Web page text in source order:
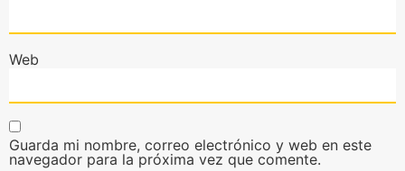
Web
Guarda mi nombre, correo electrónico y web en este
navegador para la próxima vez que comente.